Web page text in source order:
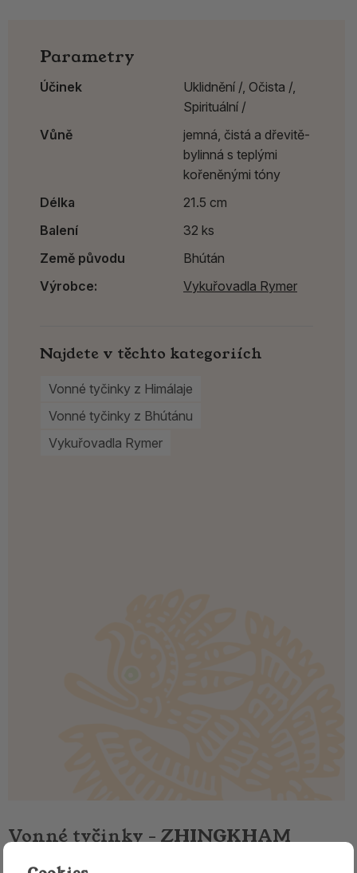
Vonné tyčinky - ZHINGKHAM
Parametry
Účinek Uklidnění /, Očista /,
Spirituální /
Vůně
jemná, čistá a dřevitě-
bylinná s teplými
kořeněnými tóny
Délka
21.5 cm
Balení
32 ks
Země původu
Bhútán
Výrobce:
Vykuřovadla Rymer
Najdete v těchto kategoriích
Vonné tyčinky z Himálaje
Vonné tyčinky z Bhútánu
Vykuřovadla Rymer